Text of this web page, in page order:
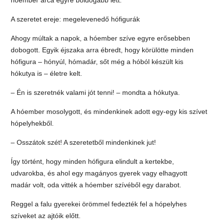
A szeretet ereje: megelevenedő hófigurák
Ahogy múltak a napok, a hóember szíve egyre erősebben
dobogott. Egyik éjszaka arra ébredt, hogy körülötte minden
hófigura – hónyúl, hómadár, sőt még a hóból készült kis
hókutya is – életre kelt.
– Én is szeretnék valami jót tenni! – mondta a hókutya.
A hóember mosolygott, és mindenkinek adott egy-egy kis szívet
hópelyhekből.
– Osszátok szét! A szeretetből mindenkinek jut!
Így történt, hogy minden hófigura elindult a kertekbe,
udvarokba, és ahol egy magányos gyerek vagy elhagyott
madár volt, oda vitték a hóember szívéből egy darabot.
Reggel a falu gyerekei örömmel fedezték fel a hópelyhes
szíveket az ajtóik előtt.